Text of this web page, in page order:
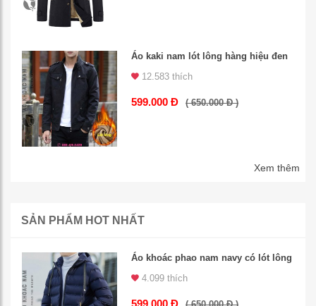
Áo kaki nam lót lông hàng hiệu đen
12.583 thích
599.000 Đ ( 650.000 Đ )
Xem thêm
SẢN PHẨM HOT NHẤT
Áo khoác phao nam navy có lót lông
4.099 thích
599.000 Đ